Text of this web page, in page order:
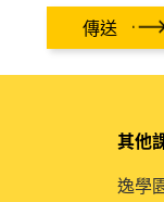
傳送
其他
逸學